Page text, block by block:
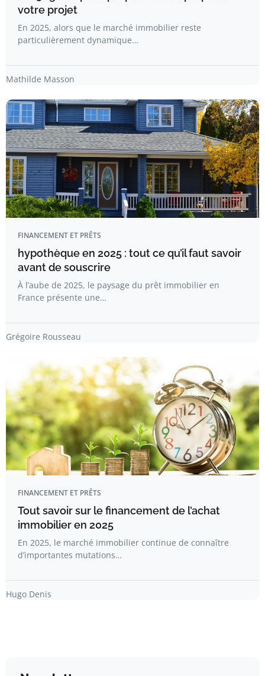
votre projet
En 2025, alors que le marché immobilier reste
particulièrement dynamique…
Mathilde Masson
FINANCEMENT ET PRÊTS
hypothèque en 2025 : tout ce qu’il faut savoir
avant de souscrire
À l’aube de 2025, le paysage du prêt immobilier en
France présente une…
Grégoire Rousseau
FINANCEMENT ET PRÊTS
Tout savoir sur le financement de l’achat
immobilier en 2025
En 2025, le marché immobilier continue de connaître
d’importantes mutations…
Hugo Denis